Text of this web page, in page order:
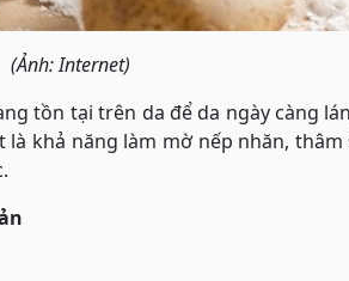
(Ảnh: Internet)
tồn tại trên da để da ngày càng
khả năng làm mờ nếp nhăn,